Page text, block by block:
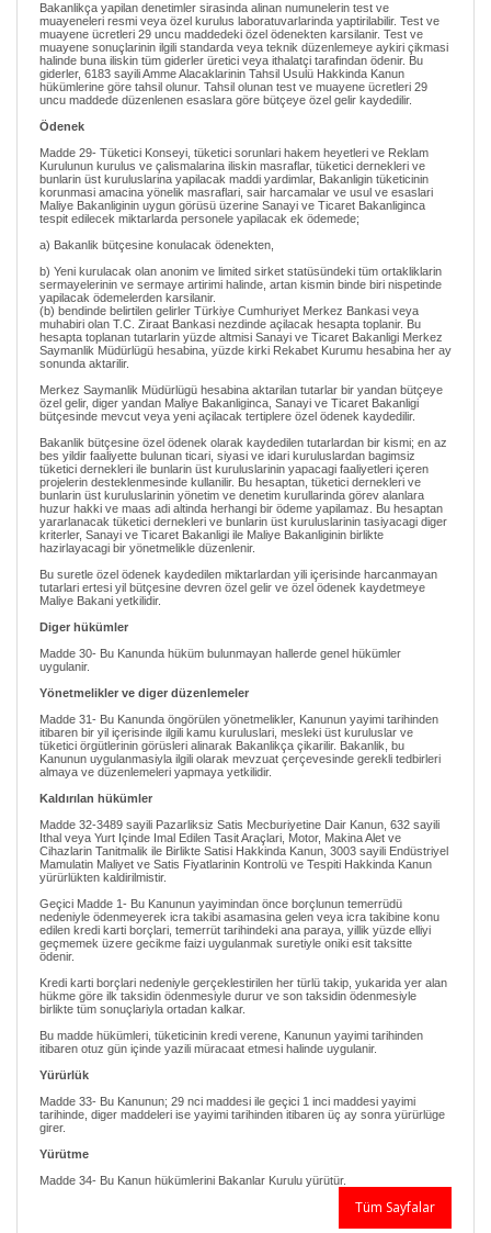
Bakanlikça yapilan denetimler sirasinda alinan numunelerin test ve
muayeneleri resmi veya özel kurulus laboratuvarlarinda yaptirilabilir. Test ve
muayene ücretleri 29 uncu maddedeki özel ödenekten karsilanir. Test ve
muayene sonuçlarinin ilgili standarda veya teknik düzenlemeye aykiri çikmasi
halinde buna iliskin tüm giderler üretici veya ithalatçi tarafindan ödenir. Bu
giderler, 6183 sayili Amme Alacaklarinin Tahsil Usulü Hakkinda Kanun
hükümlerine göre tahsil olunur. Tahsil olunan test ve muayene ücretleri 29
uncu maddede düzenlenen esaslara göre bütçeye özel gelir kaydedilir.
Ödenek
Madde 29- Tüketici Konseyi, tüketici sorunlari hakem heyetleri ve Reklam
Kurulunun kurulus ve çalismalarina iliskin masraflar, tüketici dernekleri ve
bunlarin üst kuruluslarina yapilacak maddi yardimlar, Bakanligin tüketicinin
korunmasi amacina yönelik masraflari, sair harcamalar ve usul ve esaslari
Maliye Bakanliginin uygun görüsü üzerine Sanayi ve Ticaret Bakanliginca
tespit edilecek miktarlarda personele yapilacak ek ödemede;
a) Bakanlik bütçesine konulacak ödenekten,
b) Yeni kurulacak olan anonim ve limited sirket statüsündeki tüm ortakliklarin
sermayelerinin ve sermaye artirimi halinde, artan kismin binde biri nispetinde
yapilacak ödemelerden karsilanir.
(b) bendinde belirtilen gelirler Türkiye Cumhuriyet Merkez Bankasi veya
muhabiri olan T.C. Ziraat Bankasi nezdinde açilacak hesapta toplanir. Bu
hesapta toplanan tutarlarin yüzde altmisi Sanayi ve Ticaret Bakanligi Merkez
Saymanlik Müdürlügü hesabina, yüzde kirki Rekabet Kurumu hesabina her ay
sonunda aktarilir.
Merkez Saymanlik Müdürlügü hesabina aktarilan tutarlar bir yandan bütçeye
özel gelir, diger yandan Maliye Bakanliginca, Sanayi ve Ticaret Bakanligi
bütçesinde mevcut veya yeni açilacak tertiplere özel ödenek kaydedilir.
Bakanlik bütçesine özel ödenek olarak kaydedilen tutarlardan bir kismi; en az
bes yildir faaliyette bulunan ticari, siyasi ve idari kuruluslardan bagimsiz
tüketici dernekleri ile bunlarin üst kuruluslarinin yapacagi faaliyetleri içeren
projelerin desteklenmesinde kullanilir. Bu hesaptan, tüketici dernekleri ve
bunlarin üst kuruluslarinin yönetim ve denetim kurullarinda görev alanlara
huzur hakki ve maas adi altinda herhangi bir ödeme yapilamaz. Bu hesaptan
yararlanacak tüketici dernekleri ve bunlarin üst kuruluslarinin tasiyacagi diger
kriterler, Sanayi ve Ticaret Bakanligi ile Maliye Bakanliginin birlikte
hazirlayacagi bir yönetmelikle düzenlenir.
Bu suretle özel ödenek kaydedilen miktarlardan yili içerisinde harcanmayan
tutarlari ertesi yil bütçesine devren özel gelir ve özel ödenek kaydetmeye
Maliye Bakani yetkilidir.
Diger hükümler
Madde 30- Bu Kanunda hüküm bulunmayan hallerde genel hükümler
uygulanir.
Yönetmelikler ve diger düzenlemeler
Madde 31- Bu Kanunda öngörülen yönetmelikler, Kanunun yayimi tarihinden
itibaren bir yil içerisinde ilgili kamu kuruluslari, mesleki üst kuruluslar ve
tüketici örgütlerinin görüsleri alinarak Bakanlikça çikarilir. Bakanlik, bu
Kanunun uygulanmasiyla ilgili olarak mevzuat çerçevesinde gerekli tedbirleri
almaya ve düzenlemeleri yapmaya yetkilidir.
Kaldırılan hükümler
Madde 32-3489 sayili Pazarliksiz Satis Mecburiyetine Dair Kanun, 632 sayili
Ithal veya Yurt Içinde Imal Edilen Tasit Araçlari, Motor, Makina Alet ve
Cihazlarin Tanitmalik ile Birlikte Satisi Hakkinda Kanun, 3003 sayili Endüstriyel
Mamulatin Maliyet ve Satis Fiyatlarinin Kontrolü ve Tespiti Hakkinda Kanun
yürürlükten kaldirilmistir.
Geçici Madde 1- Bu Kanunun yayimindan önce borçlunun temerrüdü
nedeniyle ödenmeyerek icra takibi asamasina gelen veya icra takibine konu
edilen kredi karti borçlari, temerrüt tarihindeki ana paraya, yillik yüzde elliyi
geçmemek üzere gecikme faizi uygulanmak suretiyle oniki esit taksitte
ödenir.
Kredi karti borçlari nedeniyle gerçeklestirilen her türlü takip, yukarida yer alan
hükme göre ilk taksidin ödenmesiyle durur ve son taksidin ödenmesiyle
birlikte tüm sonuçlariyla ortadan kalkar.
Bu madde hükümleri, tüketicinin kredi verene, Kanunun yayimi tarihinden
itibaren otuz gün içinde yazili müracaat etmesi halinde uygulanir.
Yürürlük
Madde 33- Bu Kanunun; 29 nci maddesi ile geçici 1 inci maddesi yayimi
tarihinde, diger maddeleri ise yayimi tarihinden itibaren üç ay sonra yürürlüge
girer.
Yürütme
Madde 34- Bu Kanun hükümlerini Bakanlar Kurulu yürütür.
Tüm Sayfalar